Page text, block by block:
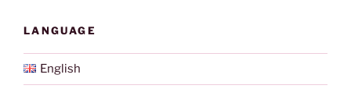
LANGUAGE
English